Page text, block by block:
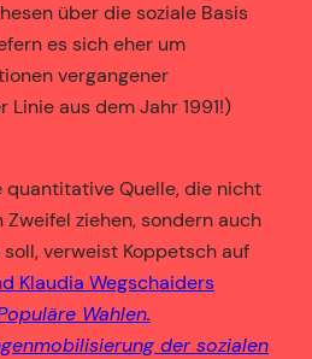
über die soziale Basis
es sich eher um
vergangener
Linie aus dem Jahr 1991!)
quantitative Quelle, die nicht
ziehen, sondern auch
verweist Koppetsch auf
Klaudia Wegschaiders
Wahlen.
der sozialen